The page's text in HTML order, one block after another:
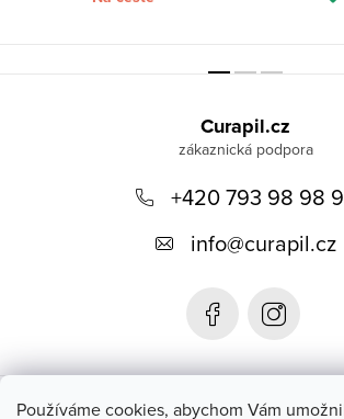
Používáme cookies, abychom Vám
Instagram
Curapil.cz
+420 793 98 98
info@curapil.cz